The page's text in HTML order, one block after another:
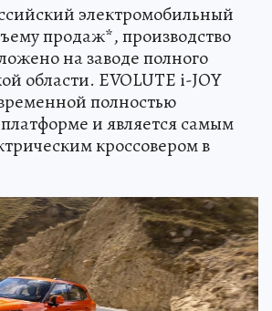
электромобильный
продаж*, производство
на заводе полного
области. EVOLUTE i-JOY
полностью
и является самым
кроссовером в